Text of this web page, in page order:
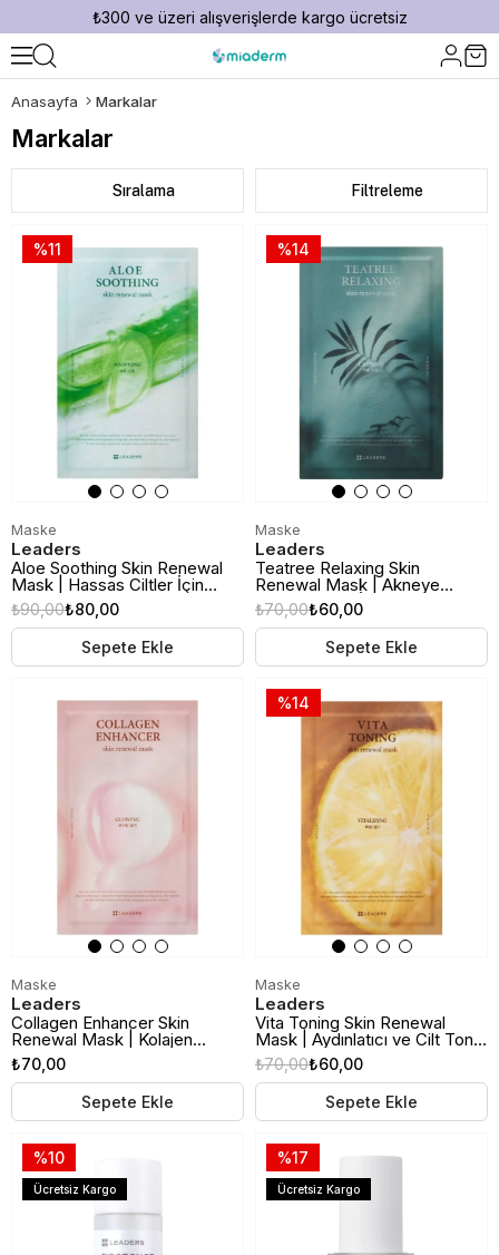
₺300 ve üzeri alışverişlerde kargo ücretsiz
Anasayfa Markalar
Markalar
Filtreleme
Sıralama
Maske
Leaders
Aloe Soothing Skin Renewal
Mask | Hassas Ciltler İçin
Yatıştırıcı Kağıt Maske
₺80,00
₺90,00
Sepete Ekle
%11
Maske
Leaders
Teatree Relaxing Skin
Renewal Mask | Akneye
Eğilimli Ciltler İçin Çay Ağacı
Özlü Rahatlatıcı Kağıt Maske
₺60,00
₺70,00
Sepete Ekle
%14
Maske
Leaders
Collagen Enhancer Skin
Renewal Mask | Kolajen
Güçlendirici Cilt Yenileyici
Kağıt Maske
₺70,00
Sepete Ekle
Maske
Leaders
Vita Toning Skin Renewal
Mask | Aydınlatıcı ve Cilt Tonu
Eşitleyici Kağıt Maske
₺60,00
₺70,00
Sepete Ekle
%14
%10
Ücretsiz Kargo
%17
Ücretsiz Kargo